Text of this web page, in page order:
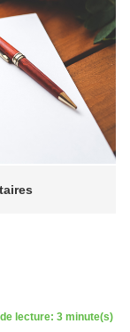
lecture: 3 minute(s)